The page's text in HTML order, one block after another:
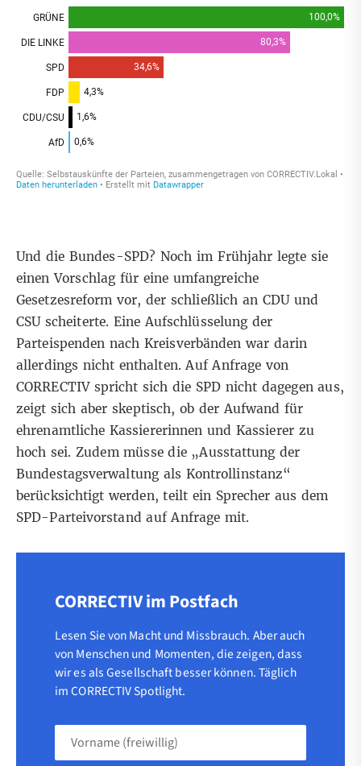
Und die Bundes-SPD? Noch im Frühjahr legte sie
einen Vorschlag für eine umfangreiche
Gesetzesreform vor, der schließlich an CDU und
CSU scheiterte. Eine Aufschlüsselung der
Parteispenden nach Kreisverbänden war darin
allerdings nicht enthalten. Auf Anfrage von
CORRECTIV spricht sich die SPD nicht dagegen aus,
zeigt sich aber skeptisch, ob der Aufwand für
ehrenamtliche Kassiererinnen und Kassierer zu
hoch sei. Zudem müsse die „Ausstattung der
Bundestagsverwaltung als Kontrollinstanz“
berücksichtigt werden, teilt ein Sprecher aus dem
SPD-Parteivorstand auf Anfrage mit.
CORRECTIV im Postfach
Lesen Sie von Macht und Missbrauch. Aber auch
von Menschen und Momenten, die zeigen, dass
wir es als Gesellschaft besser können. Täglich
im CORRECTIV Spotlight.
Vorname